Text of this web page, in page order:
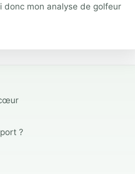
donc mon analyse de golfeur
?